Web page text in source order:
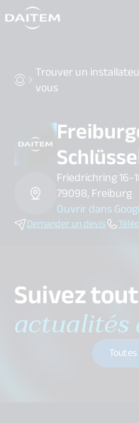
search.label
Trouver un
vous
Friedrichring 16-
79098, Freiburg
Ouvrir dans
Demander un devis
Suivez
actualités